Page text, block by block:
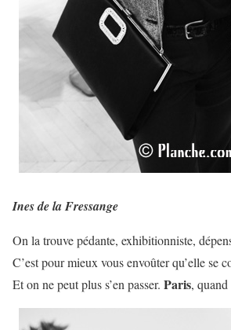
Ines de la Fressange
On la trouve pédante, exhibitionniste,
C’est pour mieux vous envoûter qu’elle se
Et on ne peut plus s’en passer. Paris,